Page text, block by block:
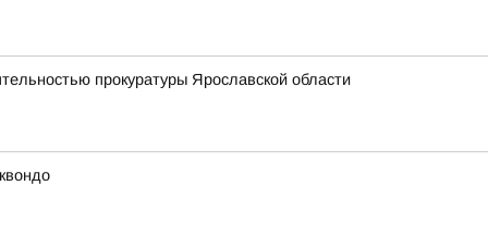
прокуратуры Ярославской области